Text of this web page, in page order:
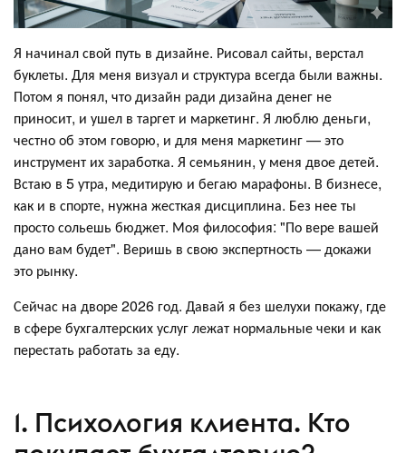
Я начинал свой путь в дизайне. Рисовал сайты, верстал
буклеты. Для меня визуал и структура всегда были важны.
Потом я понял, что дизайн ради дизайна денег не
приносит, и ушел в таргет и маркетинг. Я люблю деньги,
честно об этом говорю, и для меня маркетинг — это
инструмент их заработка. Я семьянин, у меня двое детей.
Встаю в 5 утра, медитирую и бегаю марафоны. В бизнесе,
как и в спорте, нужна жесткая дисциплина. Без нее ты
просто сольешь бюджет. Моя философия: "По вере вашей
дано вам будет". Веришь в свою экспертность — докажи
это рынку.
Сейчас на дворе 2026 год. Давай я без шелухи покажу, где
в сфере бухгалтерских услуг лежат нормальные чеки и как
перестать работать за еду.
1. Психология клиента. Кто